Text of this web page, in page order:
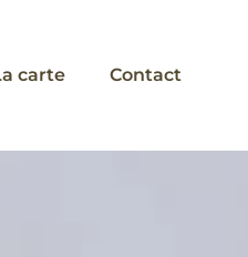
carte Contact